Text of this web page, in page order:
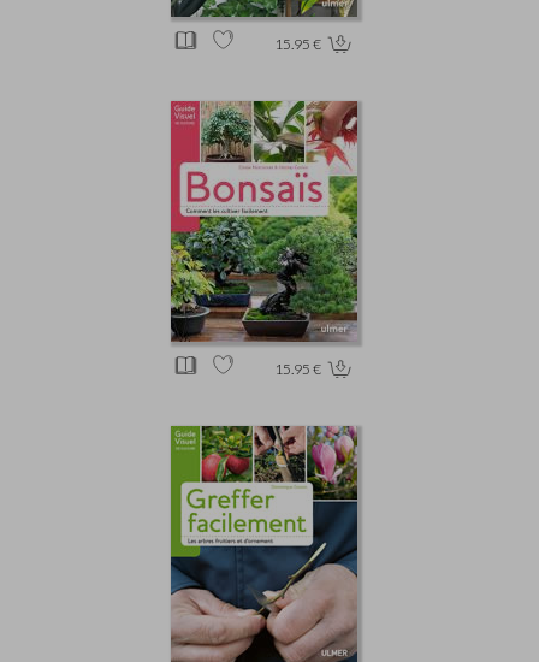
15.95 €
15.95 €